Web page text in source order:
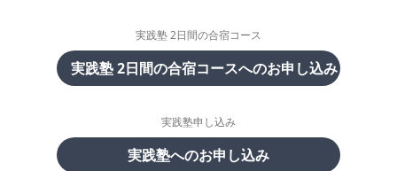
実践塾 2日間の合宿コース
実践塾 2日間の合宿コースへのお申し込み
実践塾申し込み
実践塾へのお申し込み